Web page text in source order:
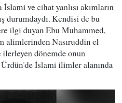
ve cihat yanlısı akımların
durumdaydı. Kendisi de bu
ilgi duyan Ebu Muhammed,
alimlerinden Nasıruddin el
dönemde onun
İslami ilimler alanında